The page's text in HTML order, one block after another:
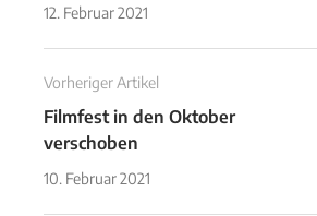
12. Februar 2021
Vorheriger Artikel
Filmfest in den Oktober
verschoben
10. Februar 2021